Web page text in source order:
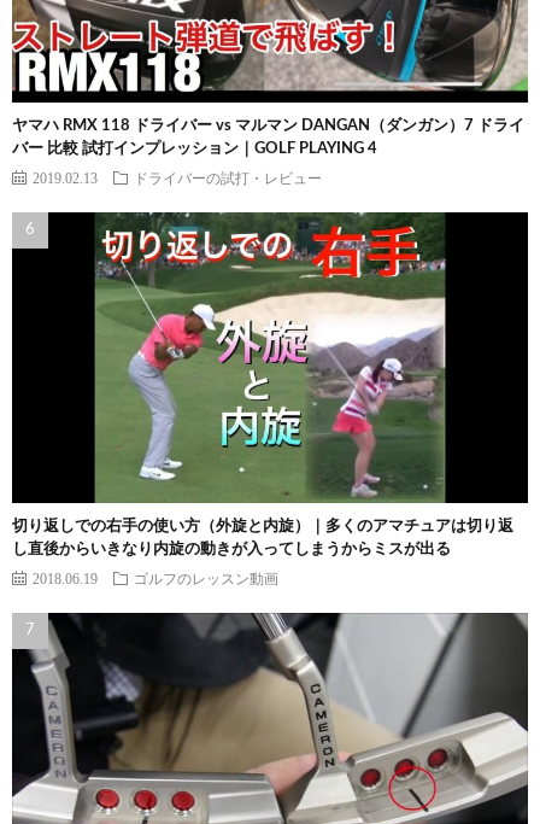
ヤマハ RMX 118 ドライバー vs マルマン DANGAN（ダンガン）7 ドライ
バー 比較 試打インプレッション｜GOLF PLAYING 4
2019.02.13 ドライバーの試打・レビュー
切り返しでの右手の使い方（外旋と内旋）｜多くのアマチュアは切り返
し直後からいきなり内旋の動きが入ってしまうからミスが出る
2018.06.19 ゴルフのレッスン動画